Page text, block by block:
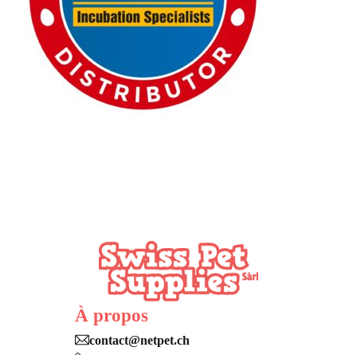
À propos
contact@netpet.ch